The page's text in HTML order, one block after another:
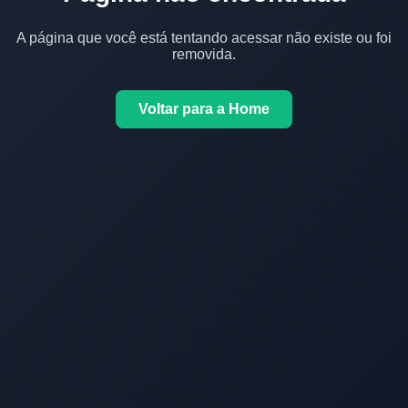
A página que você está tentando acessar não existe ou foi
removida.
Voltar para a Home